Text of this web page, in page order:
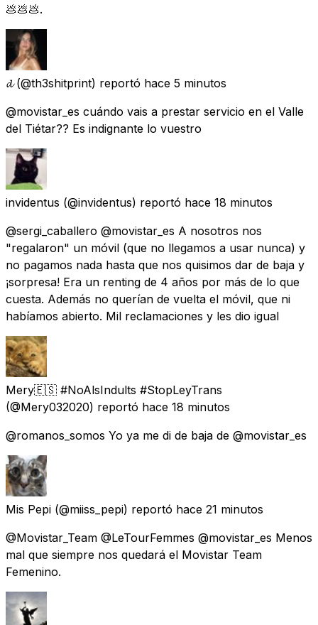
💩💩💩.
𝓭 (@th3shitprint) reportó hace 5 minutos
@movistar_es cuándo vais a prestar servicio en el Valle
del Tiétar?? Es indignante lo vuestro
invidentus (@invidentus) reportó hace 18 minutos
@sergi_caballero @movistar_es A nosotros nos
"regalaron" un móvil (que no llegamos a usar nunca) y
no pagamos nada hasta que nos quisimos dar de baja y
¡sorpresa! Era un renting de 4 años por más de lo que
cuesta. Además no querían de vuelta el móvil, que ni
habíamos abierto. Mil reclamaciones y les dio igual
Mery🇪🇸 #NoAlsIndults #StopLeyTrans
(@Mery032020) reportó hace 18 minutos
@romanos_somos Yo ya me di de baja de @movistar_es
Mis Pepi (@miiss_pepi) reportó hace 21 minutos
@Movistar_Team @LeTourFemmes @movistar_es Menos
mal que siempre nos quedará el Movistar Team
Femenino.